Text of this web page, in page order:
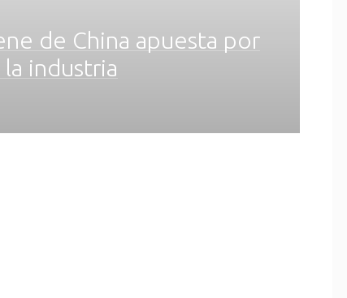
de China apuesta por
industria